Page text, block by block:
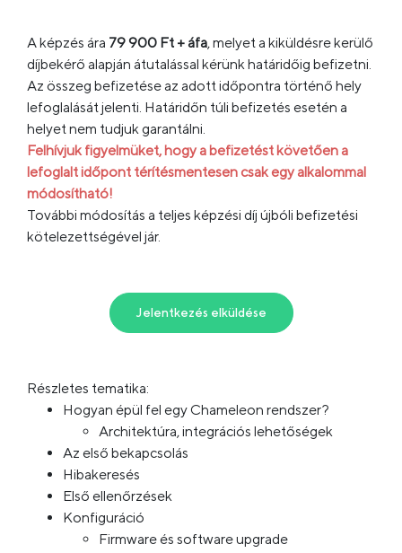
A képzés ára 79 900 Ft + áfa, melyet a kiküldésre kerülő
díjbekérő alapján átutalással kérünk határidőig befizetni.
Az összeg befizetése az adott időpontra történő hely
lefoglalását jelenti. Határidőn túli befizetés esetén a
helyet nem tudjuk garantálni.
Felhívjuk figyelmüket, hogy a befizetést követően a
lefoglalt időpont térítésmentesen csak egy alkalommal
módosítható!
További módosítás a teljes képzési díj újbóli befizetési
kötelezettségével jár.
Jelentkezés elküldése
Részletes tematika:
Hogyan épül fel egy Chameleon rendszer?
Architektúra, integrációs lehetőségek
Az első bekapcsolás
Hibakeresés
Első ellenőrzések
Konfiguráció
Firmware és software upgrade